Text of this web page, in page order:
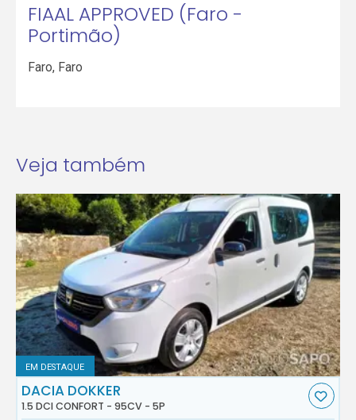
FIAAL APPROVED (Faro -
Portimão)
Faro, Faro
Veja também
EM DESTAQUE
DACIA DOKKER
1.5 DCI CONFORT - 95CV - 5P